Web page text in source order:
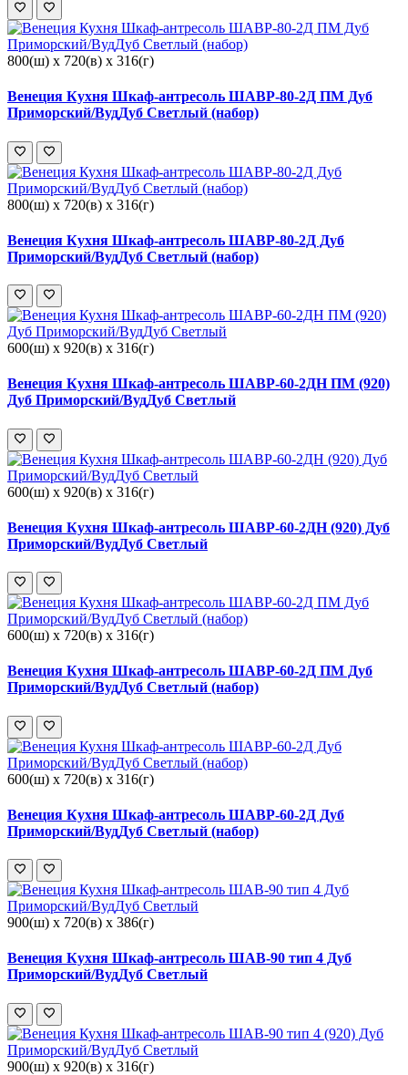
800(ш) x 720(в) x 316(г)
Венеция Кухня Шкаф-антресоль ШАВР-80-2Д ПМ Дуб
Приморский/ВудДуб Светлый (набор)
800(ш) x 720(в) x 316(г)
Венеция Кухня Шкаф-антресоль ШАВР-80-2Д Дуб
Приморский/ВудДуб Светлый (набор)
600(ш) x 920(в) x 316(г)
Венеция Кухня Шкаф-антресоль ШАВР-60-2ДН ПМ (920)
Дуб Приморский/ВудДуб Светлый
600(ш) x 920(в) x 316(г)
Венеция Кухня Шкаф-антресоль ШАВР-60-2ДН (920) Дуб
Приморский/ВудДуб Светлый
600(ш) x 720(в) x 316(г)
Венеция Кухня Шкаф-антресоль ШАВР-60-2Д ПМ Дуб
Приморский/ВудДуб Светлый (набор)
600(ш) x 720(в) x 316(г)
Венеция Кухня Шкаф-антресоль ШАВР-60-2Д Дуб
Приморский/ВудДуб Светлый (набор)
900(ш) x 720(в) x 386(г)
Венеция Кухня Шкаф-антресоль ШАВ-90 тип 4 Дуб
Приморский/ВудДуб Светлый
900(ш) x 920(в) x 316(г)